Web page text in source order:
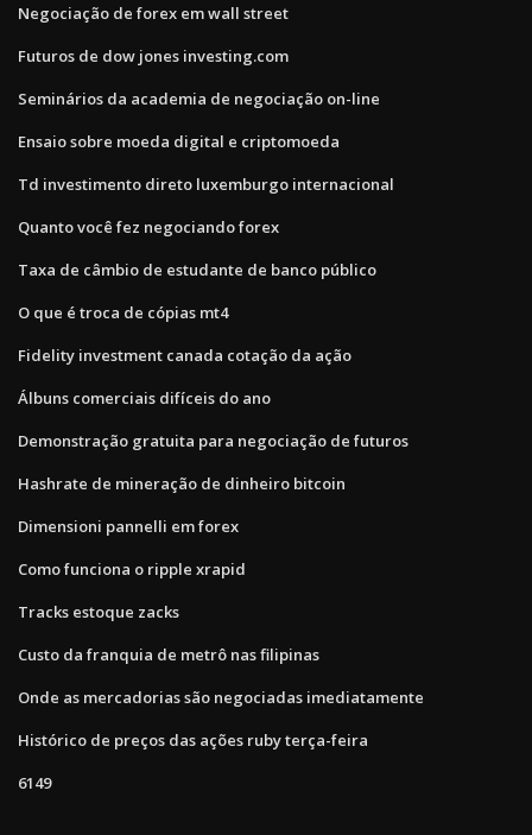
Negociação de forex em wall street
Futuros de dow jones investing.com
Seminários da academia de negociação on-line
Ensaio sobre moeda digital e criptomoeda
Td investimento direto luxemburgo internacional
Quanto você fez negociando forex
Taxa de câmbio de estudante de banco público
O que é troca de cópias mt4
Fidelity investment canada cotação da ação
Álbuns comerciais difíceis do ano
Demonstração gratuita para negociação de futuros
Hashrate de mineração de dinheiro bitcoin
Dimensioni pannelli em forex
Como funciona o ripple xrapid
Tracks estoque zacks
Custo da franquia de metrô nas filipinas
Onde as mercadorias são negociadas imediatamente
Histórico de preços das ações ruby ​​terça-feira
6149